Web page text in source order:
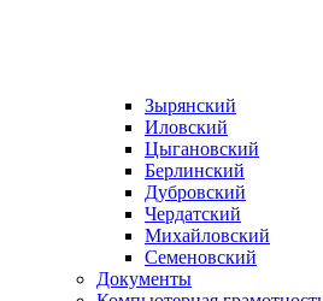
Зырянский
Иловский
Цыгановский
Берлинский
Дубровский
Чердатский
Михайловский
Семеновский
Документы